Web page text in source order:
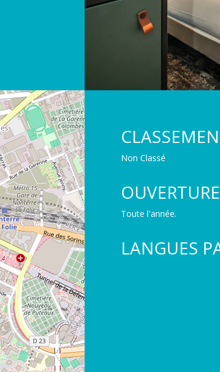
Non Classé
OUVERTURE
Toute l'année.
LANGUES